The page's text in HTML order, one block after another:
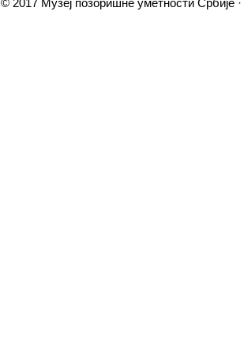
© 2017 Музеј позоришне уметности Србије ·